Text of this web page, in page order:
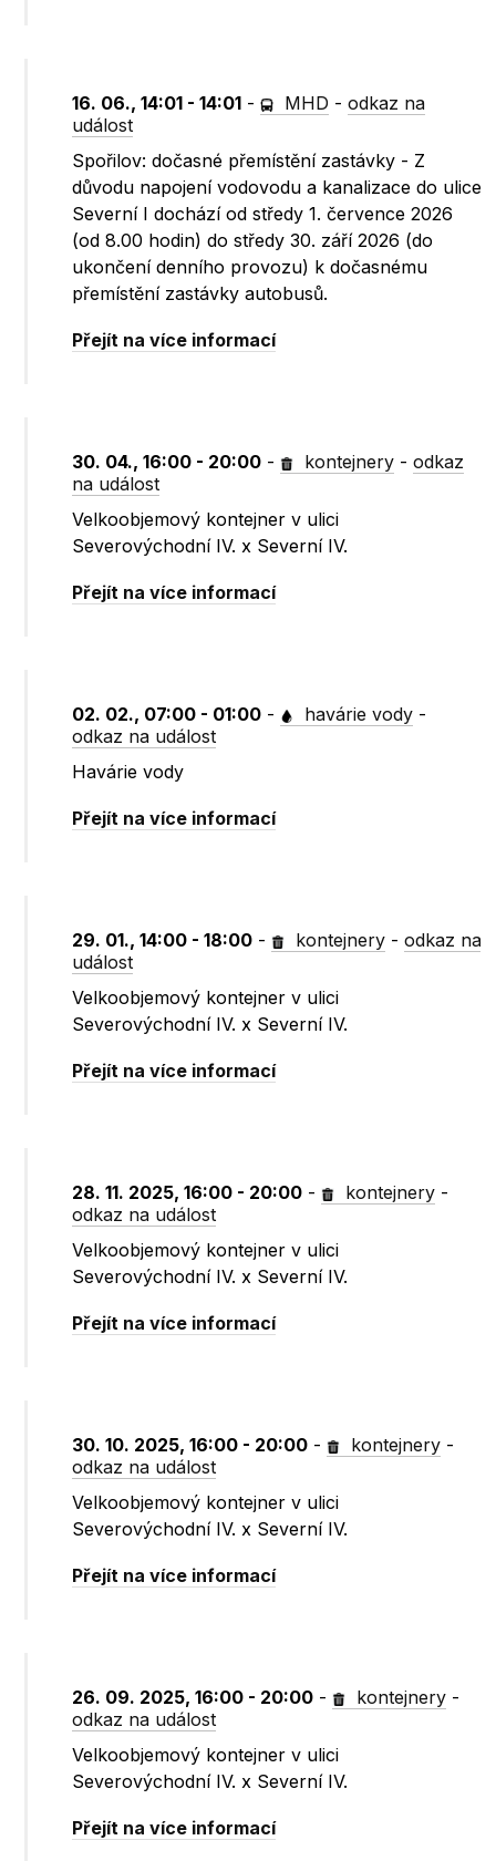
16. 06., 14:01 - 14:01 - MHD -odkaz na
událost
Spořilov: dočasné přemístění zastávky - Z
důvodu napojení vodovodu a kanalizace do ulice
Severní I dochází od středy 1. července 2026
(od 8.00 hodin) do středy 30. září 2026 (do
ukončení denního provozu) k dočasnému
přemístění zastávky autobusů.
Přejít na více informací
30. 04., 16:00 - 20:00 - kontejnery -odkaz
na událost
Velkoobjemový kontejner v ulici
Severovýchodní IV. x Severní IV.
Přejít na více informací
02. 02., 07:00 - 01:00 - havárie vody -
odkaz na událost
Havárie vody
Přejít na více informací
29. 01., 14:00 - 18:00 - kontejnery -odkaz na
událost
Velkoobjemový kontejner v ulici
Severovýchodní IV. x Severní IV.
Přejít na více informací
28. 11. 2025, 16:00 - 20:00 - kontejnery -
odkaz na událost
Velkoobjemový kontejner v ulici
Severovýchodní IV. x Severní IV.
Přejít na více informací
30. 10. 2025, 16:00 - 20:00 - kontejnery -
odkaz na událost
Velkoobjemový kontejner v ulici
Severovýchodní IV. x Severní IV.
Přejít na více informací
26. 09. 2025, 16:00 - 20:00 - kontejnery -
odkaz na událost
Velkoobjemový kontejner v ulici
Severovýchodní IV. x Severní IV.
Přejít na více informací